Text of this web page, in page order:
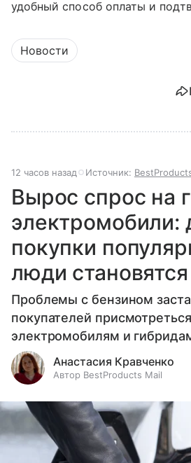
удобный способ оплаты и
Новости
12 часов назад Источник:
Вырос спрос на
электромобили:
покупки
люди
Проблемы с бензином
покупателей
электромобилям и
Анастасия Кравченко
Автор BestProducts Mail